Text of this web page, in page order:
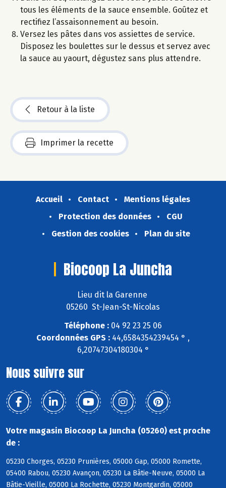
tous les éléments de la sauce ensemble. Goûtez et
rectifiez l’assaisonnement au besoin.
Versez les pâtes dans vos assiettes de service.
Disposez les boulettes sur le dessus et servez avec
la sauce au yaourt, dégustez sans plus attendre.
Retour à la liste
Imprimer la recette
Accueil Contact
Mentions légales
Protection des données
CGU
Gestion des cookies
Plan du site
Biocoop La Juncha
Lieu dit la Garenne
05260 St-Jean-St-Nicolas
Téléphone : 04 92 23 25 06
Coordonnées GPS : 44,6584354239454 ° ,
6,20747304180304 °
Nous suivre sur
Votre magasin Biocoop La Juncha (05260) est proche
de :
05230 Chorges, 05230 Prunières, 05000 Gap, 05000 Romette,
05400 Rabou, 05230 Avançon, 05230 La Bâtie-Neuve, 05000 La
Bâtie-Vieille, 05000 La Rochette, 05230 Montgardin, 05000